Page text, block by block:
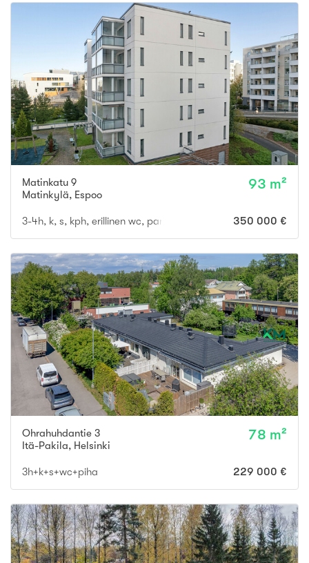
Matinkatu 9
Matinkylä, Espoo
93 m²
3-4h, k, s, kph, erillinen wc, parveke 350 000 €
Ohrahuhdantie 3
Itä-Pakila, Helsinki
78 m²
3h+k+s+wc+piha 229 000 €